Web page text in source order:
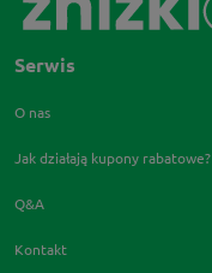
Serwis
O nas
Jak działają kupony rabatowe?
Q&A
Kontakt